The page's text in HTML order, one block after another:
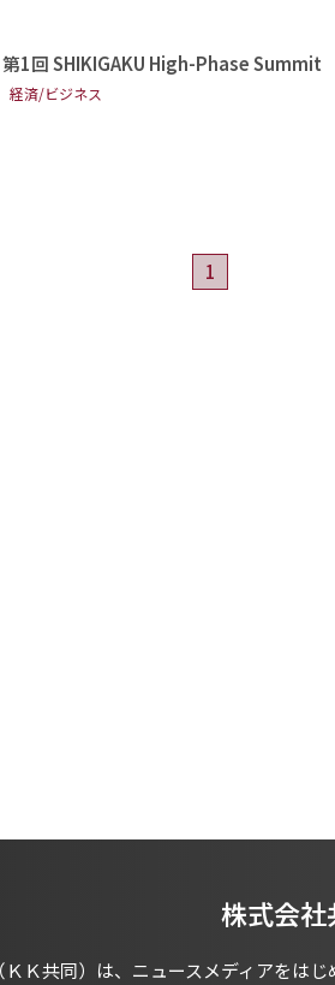
1回 SHIKIGAKU High-Phase Summit
経済/ビジネス
1
株式会社
Ｋ共同）は、ニュースメディアをは